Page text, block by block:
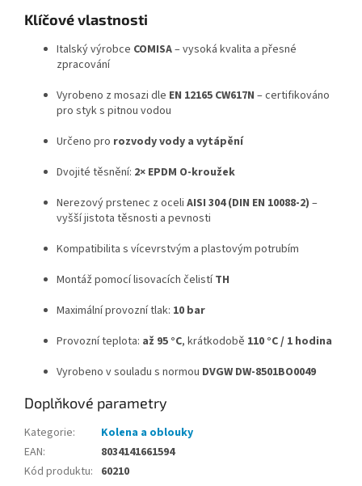
Klíčové vlastnosti
Italský výrobce COMISA– vysoká kvalita a přesné
zpracování
Vyrobeno z mosazi dle EN 12165 CW617N – certifikováno
pro styk s pitnou vodou
Určeno pro rozvody vody a vytápění
Dvojité těsnění: 2× EPDM O-kroužek
Nerezový prstenec z oceli AISI 304 (DIN EN 10088-2) –
vyšší jistota těsnosti a pevnosti
Kompatibilita s vícevrstvým a plastovým potrubím
Montáž pomocí lisovacích čelistíTH
Maximální provozní tlak: 10 bar
Provozní teplota: až 95 °C, krátkodobě 110 °C / 1 hodina
Vyrobeno v souladu s normou DVGW DW-8501BO0049
Doplňkové parametry
Kategorie:
Kolena a oblouky
EAN:
8034141661594
Kód produktu: 60210